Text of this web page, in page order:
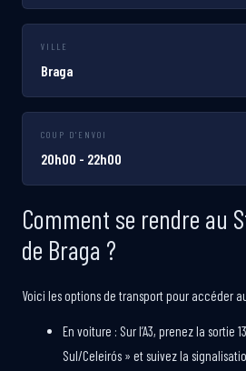
VILLE
Braga
COUP D'ENVOI
20h00 - 22h00
Comment se rendre au
de Braga ?
Voici les options de transport pour accéder
En voiture : Sur l’A3, prenez la sortie
Sul/Celeirós » et suivez la